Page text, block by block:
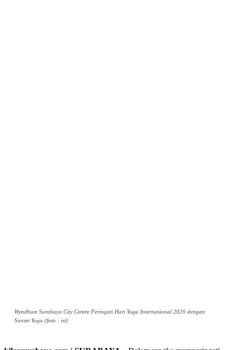
Wyndham Surabaya City Centre Peringati Hari Yoga Internasional 2026 dengan
Sunset Yoga (foto : ist)